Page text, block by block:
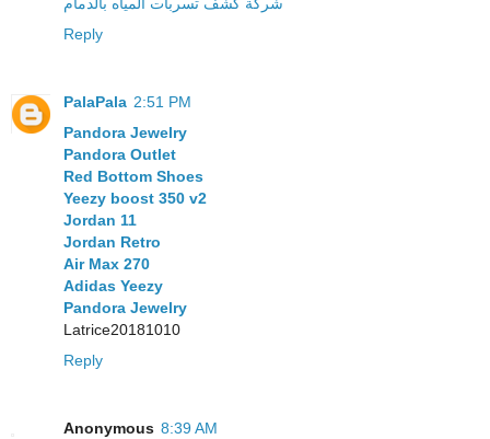
شركة كشف تسربات المياه بالدمام
Reply
PalaPala 2:51 PM
Pandora Jewelry
Pandora Outlet
Red Bottom Shoes
Yeezy boost 350 v2
Jordan 11
Jordan Retro
Air Max 270
Adidas Yeezy
Pandora Jewelry
Latrice20181010
Reply
Anonymous 8:39 AM